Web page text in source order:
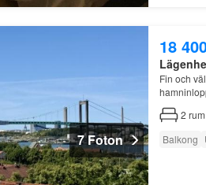
7 Foton
18
Fin och
2 rum
Balkong